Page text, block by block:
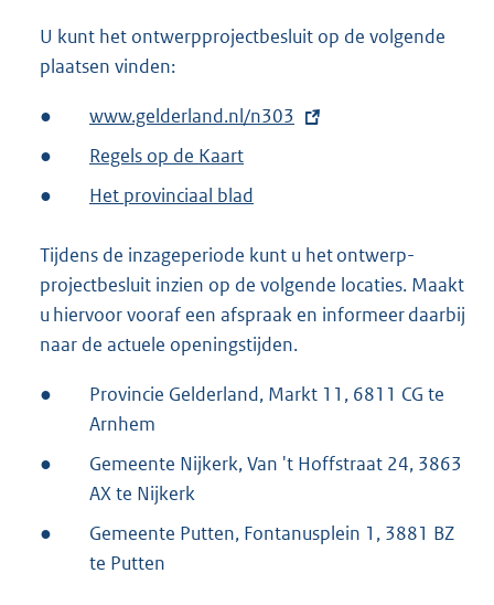
U kunt het ontwerpprojectbesluit op de volgende
plaatsen vinden:
●
E
x
e
n
e
l
i
n
k
www.gelderland.nl/n303
●
Regels op de Kaart
●
Het provinciaal blad
Tijdens de inzageperiode kunt u het ontwerp-
projectbesluit inzien op de volgende locaties. Maakt
u hiervoor vooraf een afspraak en informeer daarbij
naar de actuele openingstijden.
●
Provincie Gelderland, Markt 11, 6811 CG te
Arnhem
●
Gemeente Nijkerk, Van 't Hoffstraat 24, 3863
AX te Nijkerk
●
Gemeente Putten, Fontanusplein 1, 3881 BZ
te Putten